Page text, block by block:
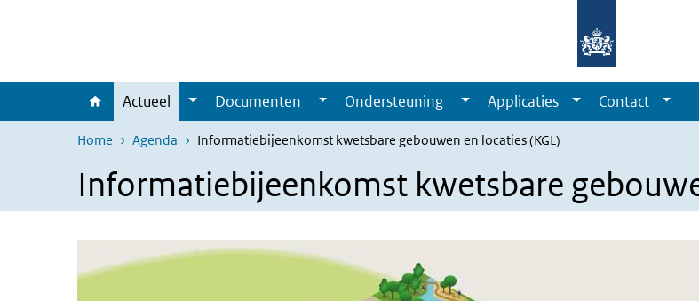
Actueel Documenten Ondersteuning Applicaties Contact
Home Agenda Informatiebijeenkomst kwetsbare gebouwen en locaties (KGL)
Informatiebijeenkomst kwetsbare